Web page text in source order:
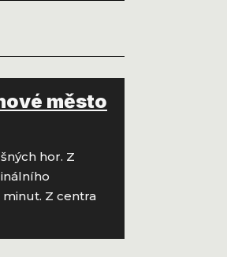
město
hor. Z
minut. Z centra